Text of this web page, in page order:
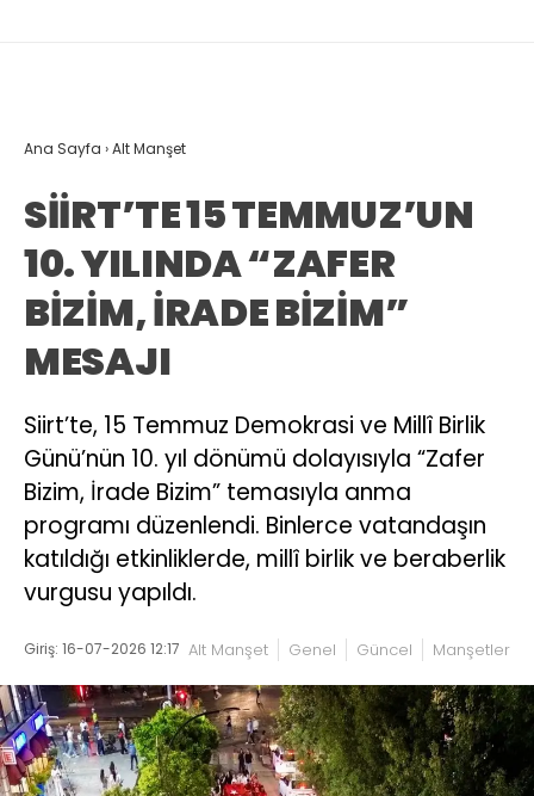
Ana Sayfa ›Alt Manşet
SİİRT’TE 15 TEMMUZ’UN
10. YILINDA “ZAFER
BİZİM, İRADE BİZİM”
MESAJI
Siirt’te, 15 Temmuz Demokrasi ve Millî Birlik
Günü’nün 10. yıl dönümü dolayısıyla “Zafer
Bizim, İrade Bizim” temasıyla anma
programı düzenlendi. Binlerce vatandaşın
katıldığı etkinliklerde, millî birlik ve beraberlik
vurgusu yapıldı.
Giriş: 16-07-2026 12:17 Alt Manşet Genel Güncel Manşetler